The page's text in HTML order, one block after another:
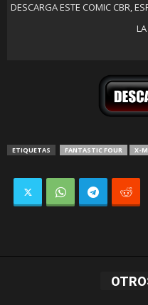
DESCARGA ESTE COMIC CBR,
ETIQUETAS FANTASTIC FOUR X-